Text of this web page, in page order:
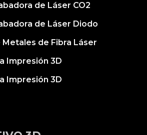
de Láser CO2
de Láser Diodo
de Fibra Láser
Impresión 3D
Impresión 3D